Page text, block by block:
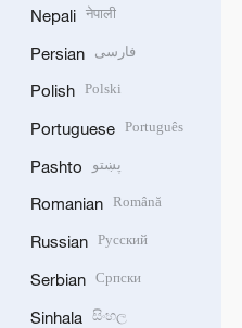
Nepali नेपाली
Persian فارسی
Polish Polski
Portuguese Português
Pashto پښتو
Romanian Română
Russian Русский
Serbian Српски
Sinhala සිංහල